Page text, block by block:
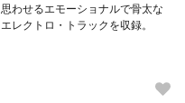
思わせるエモーショナルで骨太な
エレクトロ・トラックを収録。